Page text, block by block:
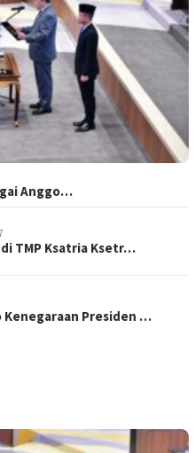
Anggo…
di TMP Ksatria Ksetr…
Kenegaraan Presiden …